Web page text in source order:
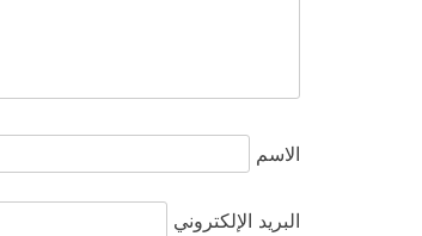
الاسم
البريد الإلكتروني